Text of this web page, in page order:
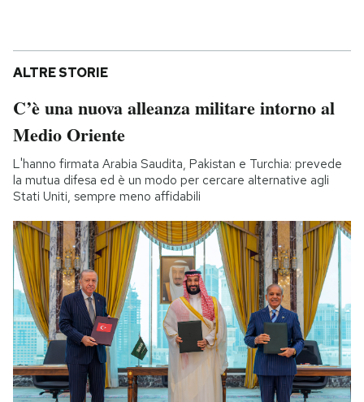
ALTRE STORIE
C’è una nuova alleanza militare intorno al
Medio Oriente
L'hanno firmata Arabia Saudita, Pakistan e Turchia: prevede
la mutua difesa ed è un modo per cercare alternative agli
Stati Uniti, sempre meno affidabili